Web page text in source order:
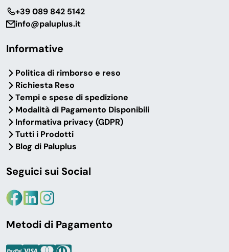
‎+39 089 842 5142
info@paluplus.it
Informative
Politica di rimborso e reso
Richiesta Reso
Tempi e spese di spedizione
Modalità di Pagamento Disponibili
Informativa privacy (GDPR)
Tutti i Prodotti
Blog di Paluplus
Seguici sui Social
Metodi di Pagamento